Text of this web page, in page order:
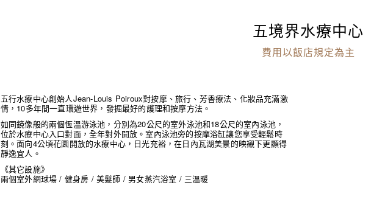
五境界水療中心
費用以飯店規定為主
五行水療中心創始人Jean-Louis Poiroux對按摩、旅行、芳香療法、化妝品充滿激
情，10多年間一直環遊世界，發掘最好的護理和按摩方法。
如同鏡像般的兩個恆溫游泳池，分別為20公尺的室外泳池和18公尺的室內泳池，
位於水療中心入口對面，全年對外開放。室內泳池旁的按摩浴缸讓您享受輕鬆時
刻。面向4公頃花園開放的水療中心，日光充裕，在日內瓦湖美景的映襯下更顯得
靜逸宜人。
《其它設施》
兩個室外網球場 / 健身房 / 美髮師 / 男女蒸汽浴室 / 三溫暖